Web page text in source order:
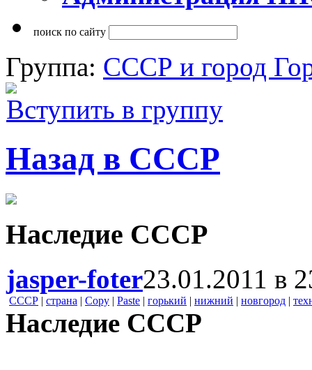
поиск по сайту
Группа: СССР и город
Вступить в группу
Назад в СССР
Наследие СССР
jasper-foter23.01.2011 в
СССР | страна | Copy | Paste | горький | нижний | новгород |
Наследие СССР